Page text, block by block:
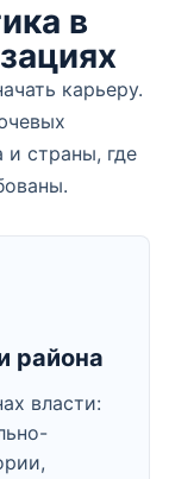
в
карьеру.
и страны, где
района
власти: